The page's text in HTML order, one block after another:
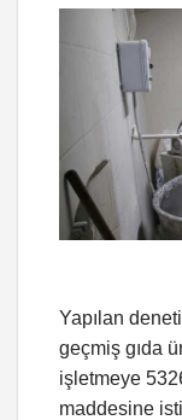
Yapılan
geçmiş gıda
işletmeye
maddesine